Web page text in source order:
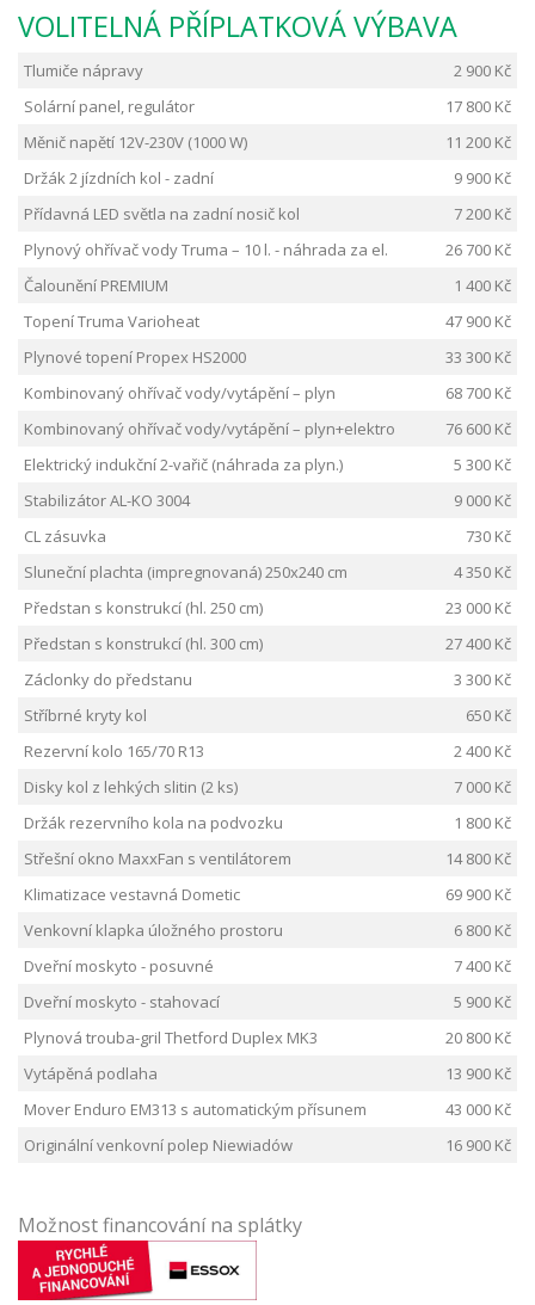
VOLITELNÁ PŘÍPLATKOVÁ VÝBAVA
Tlumiče nápravy
2 900 Kč
Solární panel, regulátor
17 800 Kč
Měnič napětí 12V-230V (1000 W)
11 200 Kč
Držák 2 jízdních kol - zadní
9 900 Kč
Přídavná LED světla na zadní nosič kol
7 200 Kč
Plynový ohřívač vody Truma – 10 l. - náhrada za el.
26 700 Kč
Čalounění PREMIUM
1 400 Kč
Topení Truma Varioheat
47 900 Kč
Plynové topení Propex HS2000
33 300 Kč
Kombinovaný ohřívač vody/vytápění – plyn
68 700 Kč
Kombinovaný ohřívač vody/vytápění – plyn+elektro
76 600 Kč
Elektrický indukční 2-vařič (náhrada za plyn.)
5 300 Kč
Stabilizátor AL-KO 3004
9 000 Kč
CL zásuvka
730 Kč
Sluneční plachta (impregnovaná) 250x240 cm
4 350 Kč
Předstan s konstrukcí (hl. 250 cm)
23 000 Kč
Předstan s konstrukcí (hl. 300 cm)
27 400 Kč
Záclonky do předstanu
3 300 Kč
Stříbrné kryty kol
650 Kč
Rezervní kolo 165/70 R13
2 400 Kč
Disky kol z lehkých slitin (2 ks)
7 000 Kč
Držák rezervního kola na podvozku
1 800 Kč
Střešní okno MaxxFan s ventilátorem
14 800 Kč
Klimatizace vestavná Dometic
69 900 Kč
Venkovní klapka úložného prostoru
6 800 Kč
Dveřní moskyto - posuvné
7 400 Kč
Dveřní moskyto - stahovací
5 900 Kč
Plynová trouba-gril Thetford Duplex MK3
20 800 Kč
Vytápěná podlaha
13 900 Kč
Mover Enduro EM313 s automatickým přísunem
43 000 Kč
Originální venkovní polep Niewiadów
16 900 Kč
Možnost financování na splátky